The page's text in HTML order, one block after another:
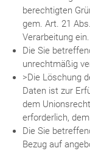
berechtigten
gem. Art. 21
Verarbeitung ein.
Die Sie
unrechtmäßig
>Die Löschung
Daten ist zur
dem
erforderlich,
Die Sie
Bezug auf